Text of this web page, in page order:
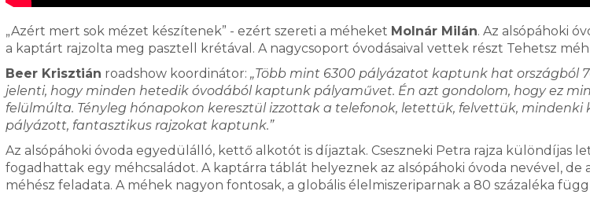
„Azért mert sok mézet készítenek” - ezért szereti a méheket Molnár Milán. Az alsópáhoki
a kaptárt rajzolta meg pasztell krétával. A nagycsoport óvodásaival vettek részt Tehetsz
Beer Krisztián roadshow koordinátor: „Több mint 6300 pályázatot kaptunk hat országból
jelenti, hogy minden hetedik óvodából kaptunk pályaművet. Én azt gondolom, hogy ez
felülmúlta. Tényleg hónapokon keresztül izzottak a telefonok, letettük, felvettük, mindenki
pályázott, fantasztikus rajzokat kaptunk.”
Az alsópáhoki óvoda egyedülálló, kettő alkotót is díjaztak. Cseszneki Petra rajza különdíjas
fogadhattak egy méhcsaládot. A kaptárra táblát helyeznek az alsópáhoki óvoda nevével, de
méhész feladata. A méhek nagyon fontosak, a globális élelmiszeriparnak a 80 százaléka